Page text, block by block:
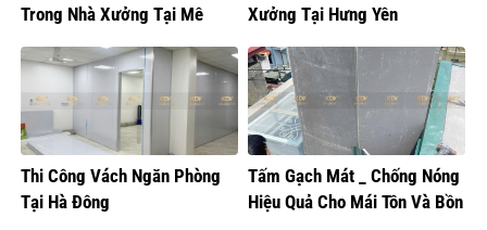
Trong Nhà Xưởng Tại Mê
Xưởng Tại Hưng Yên
Thi Công Vách Ngăn Phòng
Tại Hà Đông
Tấm Gạch Mát _ Chống Nóng
Hiệu Quả Cho Mái Tôn Và Bồn